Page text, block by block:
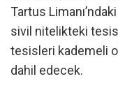
Tartus
sivil nitelikteki
tesisleri kademeli
dahil edecek.